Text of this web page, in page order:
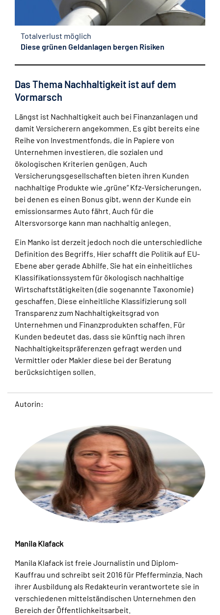
Totalverlust möglich
Diese grünen Geldanlagen bergen Risiken
Das Thema Nachhaltigkeit ist auf dem
Vormarsch
Längst ist Nachhaltigkeit auch bei Finanzanlagen und
damit Versicherern angekommen. Es gibt bereits eine
Reihe von Investmentfonds, die in Papiere von
Unternehmen investieren, die sozialen und
ökologischen Kriterien genügen. Auch
Versicherungsgesellschaften bieten ihren Kunden
nachhaltige Produkte wie „grüne“ Kfz-Versicherungen,
bei denen es einen Bonus gibt, wenn der Kunde ein
emissionsarmes Auto fährt. Auch für die
Altersvorsorge kann man nachhaltig anlegen.
Ein Manko ist derzeit jedoch noch die unterschiedliche
Definition des Begriffs. Hier schafft die Politik auf EU-
Ebene aber gerade Abhilfe. Sie hat ein einheitliches
Klassifikationssystem für ökologisch nachhaltige
Wirtschaftstätigkeiten (die sogenannte Taxonomie)
geschaffen. Diese einheitliche Klassifizierung soll
Transparenz zum Nachhaltigkeitsgrad von
Unternehmen und Finanzprodukten schaffen. Für
Kunden bedeutet das, dass sie künftig nach ihren
Nachhaltigkeitspräferenzen gefragt werden und
Vermittler oder Makler diese bei der Beratung
berücksichtigen sollen.
Autorin:
Manila Klafack
Manila Klafack ist freie Journalistin und Diplom-
Kauffrau und schreibt seit 2016 für Pfefferminzia. Nach
ihrer Ausbildung als Redakteurin verantwortete sie in
verschiedenen mittelständischen Unternehmen den
Bereich der Öffentlichkeitsarbeit.